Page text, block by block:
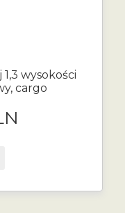
wysokości
cargo